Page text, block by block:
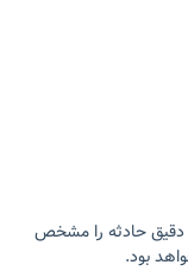
دقیق حادثه را مشخص
بود.